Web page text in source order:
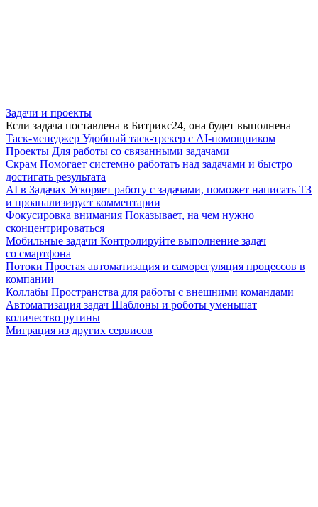
Задачи и проекты
Если задача поставлена в Битрикс24, она будет выполнена
Таск-менеджер Удобный таск-трекер с AI-помощником
Проекты Для работы со связанными задачами
Скрам Помогает системно работать над задачами и быстро
достигать результата
AI в Задачах Ускоряет работу с задачами, поможет написать ТЗ
и проанализирует комментарии
Фокусировка внимания Показывает, на чем нужно
сконцентрироваться
Мобильные задачи Контролируйте выполнение задач
со смартфона
Потоки Простая автоматизация и саморегуляция процессов в
компании
Коллабы Пространства для работы с внешними командами
Автоматизация задач Шаблоны и роботы уменьшат
количество рутины
Миграция из других сервисов